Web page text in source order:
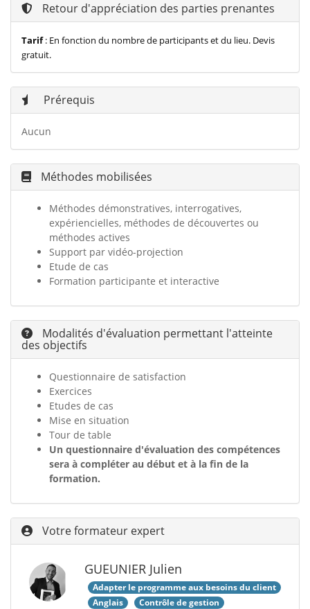
Retour d'appréciation des parties prenantes
Tarif: En fonction du nombre de participants et du lieu. Devis
gratuit.
Prérequis
Aucun
Méthodes mobilisées
Méthodes démonstratives, interrogatives,
expériencielles, méthodes de découvertes ou
méthodes actives
Support par vidéo-projection
Etude de cas
Formation participante et interactive
Modalités d'évaluation permettant l'atteinte
des objectifs
Questionnaire de satisfaction
Exercices
Etudes de cas
Mise en situation
Tour de table
Un questionnaire d'évaluation des compétences
sera à compléter au début et à la fin de la
formation.
Votre formateur expert
GUEUNIER Julien
Adapter le programme aux besoins du client
Anglais
Contrôle de gestion